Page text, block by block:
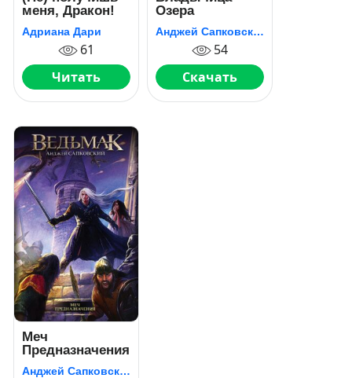
меня, Дракон!
Адриана Дари
61
Читать
Озера
Анджей Сапковский
54
Скачать
Меч
Предназначения
Анджей Сапковский